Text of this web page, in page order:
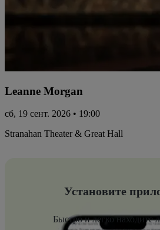
Leanne Morgan
сб, 19 сент. 2026 • 19:00
Stranahan Theater & Great Hall
Установите
Быстро и легко